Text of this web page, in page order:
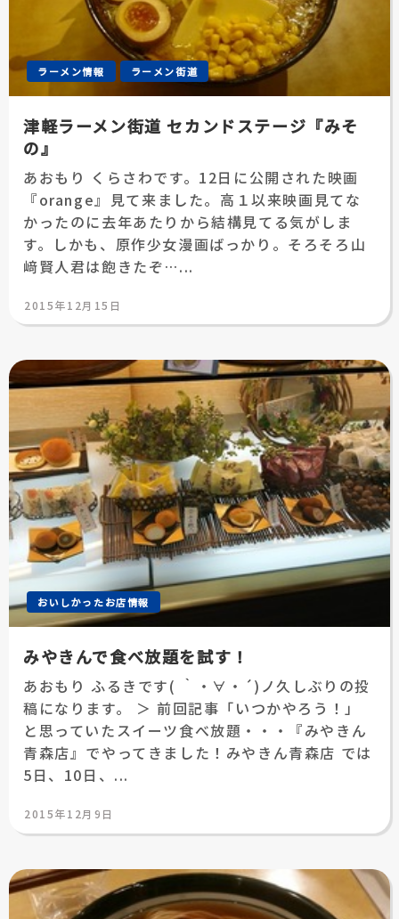
ラーメン情報 ラーメン街道
津軽ラーメン街道 セカンドステージ『みそ
の』
あおもり くらさわです。12日に公開された映画
『orange』見て来ました。高１以来映画見てな
かったのに去年あたりから結構見てる気がしま
す。しかも、原作少女漫画ばっかり。そろそろ山
﨑賢人君は飽きたぞ…...
投
日:
2015年12月15日
おいしかったお店情報
みやきんで食べ放題を試す！
あおもり ふるきです( ｀・∀・´)ノ久しぶりの投
稿になります。 ＞ 前回記事「いつかやろう！」
と思っていたスイーツ食べ放題・・・『みやきん
青森店』でやってきました！みやきん青森店 では
5日、10日、...
投
日:
2015年12月9日